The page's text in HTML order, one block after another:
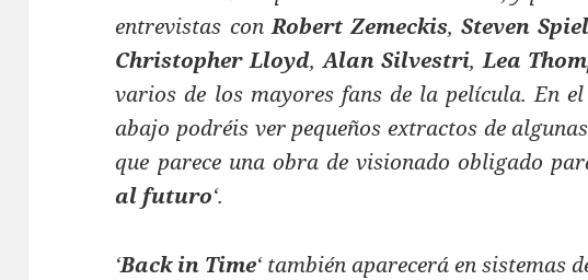
entrevistas conRobert Zemeckis,Steven
Christopher Lloyd,Alan Silvestri,Lea
varios de los mayores fans de la película. En
abajo podréis ver pequeños extractos de
que parece una obra de visionado obligado
al futuro‘.
‘Back in Time‘ también aparecerá en sistemas